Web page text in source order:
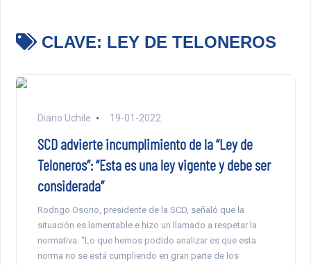
CLAVE: LEY DE TELONEROS
Diario Uchile 19-01-2022
SCD advierte incumplimiento de la “Ley de
Teloneros”: “Esta es una ley vigente y debe ser
considerada”
Rodrigo Osorio, presidente de la SCD, señaló que la
situación es lamentable e hizo un llamado a respetar la
normativa: “Lo que hemos podido analizar es que esta
norma no se está cumpliendo en gran parte de los